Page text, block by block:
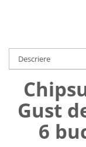
incaltaminte
Cosuri de gunoi
Carucioare
Baterii, acumulatori
incarcatoare
Descriere
Gust
6